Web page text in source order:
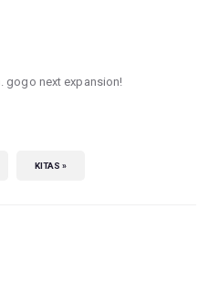
gogo next expansion!
KITAS »